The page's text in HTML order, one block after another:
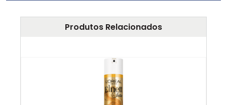
Produtos Relacionados